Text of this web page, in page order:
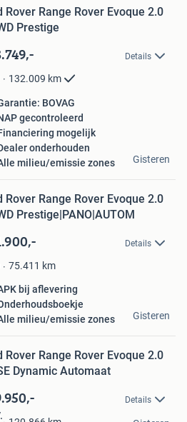
Rover Range Rover Evoque 2.0
Prestige
Details
132.009 km
BOVAG
gecontroleerd
mogelijk
onderhouden
milieu/emissie zones
Gisteren
Rover Range Rover Evoque 2.0
Prestige|PANO|AUTOM
Details
75.411 km
bij aflevering
milieu/emissie zones
Gisteren
Rover Range Rover Evoque 2.0
Dynamic Automaat
Details